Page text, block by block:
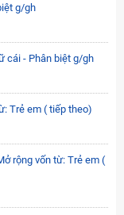
g/gh
cái - Phân biệt g/gh
Trẻ em ( tiếp theo)
rộng vốn từ: Trẻ em (